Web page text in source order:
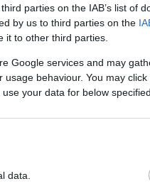
parties on the IAB’s list of
by us to third parties on the
it to other third parties.
Google services and may
behaviour. You may
your data for below
data.